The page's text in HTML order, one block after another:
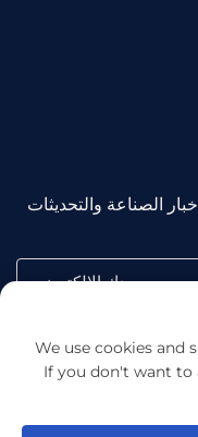
الصناعة والتحديثات
بريدك الإلكتروني
We use cookies and
If you don't want to